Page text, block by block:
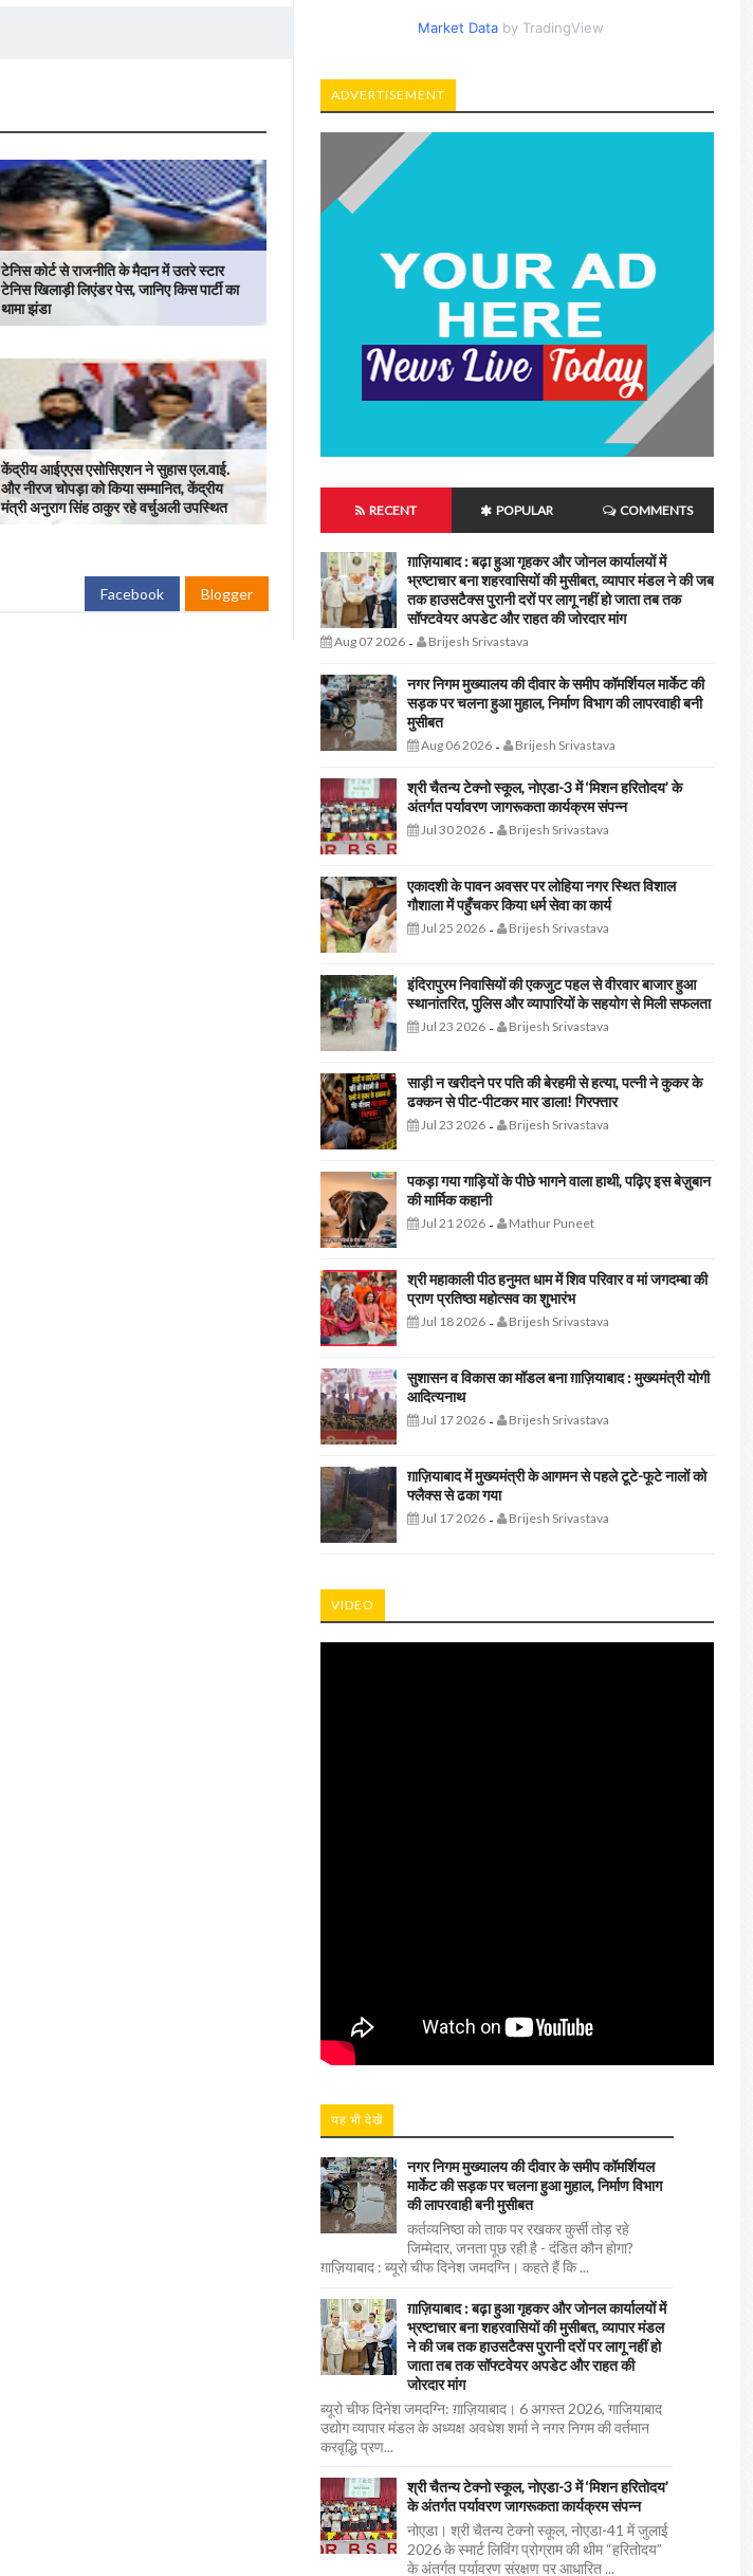
टेनिस कोर्ट से राजनीति के मैदान में उतरे स्टार
टेनिस खिलाड़ी लिएंडर पेस, जानिए किस पार्टी का
थामा झंडा
केंद्रीय आईएएस एसोसिएशन ने सुहास एल.वाई.
और नीरज चोपड़ा को किया सम्मानित, केंद्रीय
मंत्री अनुराग सिंह ठाकुर रहे वर्चुअली उपस्थित
Facebook Blogger
Market Databy TradingView
ADVERTISEMENT
RECENT POPULAR COMMENTS
ग़ाज़ियाबाद : बढ़ा हुआ गृहकर और जोनल कार्यालयों में
भ्रष्टाचार बना शहरवासियों की मुसीबत, व्यापार मंडल ने की जब
तक हाउसटैक्स पुरानी दरों पर लागू नहीं हो जाता तब तक
सॉफ्टवेयर अपडेट और राहत की जोरदार मांग
Aug 07 2026- Brijesh Srivastava
नगर निगम मुख्यालय की दीवार के समीप कॉमर्शियल मार्केट की
सड़क पर चलना हुआ मुहाल, निर्माण विभाग की लापरवाही बनी
मुसीबत
Aug 06 2026- Brijesh Srivastava
श्री चैतन्य टेक्नो स्कूल, नोएडा-3 में ‘मिशन हरितोदय’ के
अंतर्गत पर्यावरण जागरूकता कार्यक्रम संपन्न
Jul 30 2026- Brijesh Srivastava
एकादशी के पावन अवसर पर लोहिया नगर स्थित विशाल
गौशाला में पहुँचकर किया धर्म सेवा का कार्य
Jul 25 2026- Brijesh Srivastava
इंदिरापुरम निवासियों की एकजुट पहल से वीरवार बाजार हुआ
स्थानांतरित, पुलिस और व्यापारियों के सहयोग से मिली सफलता
Jul 23 2026- Brijesh Srivastava
साड़ी न खरीदने पर पति की बेरहमी से हत्या, पत्नी ने कुकर के
ढक्कन से पीट-पीटकर मार डाला! गिरफ्तार
Jul 23 2026- Brijesh Srivastava
पकड़ा गया गाड़ियों के पीछे भागने वाला हाथी, पढ़िए इस बेज़ुबान
की मार्मिक कहानी
Jul 21 2026- Mathur Puneet
श्री महाकाली पीठ हनुमत धाम में शिव परिवार व मां जगदम्बा की
प्राण प्रतिष्ठा महोत्सव का शुभारंभ
Jul 18 2026- Brijesh Srivastava
सुशासन व विकास का मॉडल बना ग़ाज़ियाबाद : ​मुख्यमंत्री योगी
आदित्यनाथ
Jul 17 2026- Brijesh Srivastava
ग़ाज़ियाबाद में मुख्यमंत्री के आगमन से पहले टूटे-फूटे नालों को
फ्लैक्स से ढका गया
Jul 17 2026- Brijesh Srivastava
VIDEO
यह भी देखें
नगर निगम मुख्यालय की दीवार के समीप कॉमर्शियल
मार्केट की सड़क पर चलना हुआ मुहाल, निर्माण विभाग
की लापरवाही बनी मुसीबत
कर्तव्यनिष्ठा को ताक पर रखकर कुर्सी तोड़ रहे
जिम्मेदार, जनता पूछ रही है - दंडित कौन होगा?
ग़ाज़ियाबाद : ब्यूरो चीफ दिनेश जमदग्नि। कहते हैं कि ...
ग़ाज़ियाबाद : बढ़ा हुआ गृहकर और जोनल कार्यालयों में
भ्रष्टाचार बना शहरवासियों की मुसीबत, व्यापार मंडल
ने की जब तक हाउसटैक्स पुरानी दरों पर लागू नहीं हो
जाता तब तक सॉफ्टवेयर अपडेट और राहत की
जोरदार मांग
ब्यूरो चीफ दिनेश जमदग्नि: ग़ाज़ियाबाद। 6 अगस्त 2026, गाजियाबाद
उद्योग व्यापार मंडल के अध्यक्ष अवधेश शर्मा ने नगर निगम की वर्तमान
करवृद्धि प्रण...
श्री चैतन्य टेक्नो स्कूल, नोएडा-3 में ‘मिशन हरितोदय’
के अंतर्गत पर्यावरण जागरूकता कार्यक्रम संपन्न
नोएडा। श्री चैतन्य टेक्नो स्कूल, नोएडा-41 में जुलाई
2026 के स्मार्ट लिविंग प्रोग्राम की थीम “हरितोदय”
के अंतर्गत पर्यावरण संरक्षण पर आधारित ...